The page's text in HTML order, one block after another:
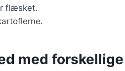
flæsket.
med forskellige